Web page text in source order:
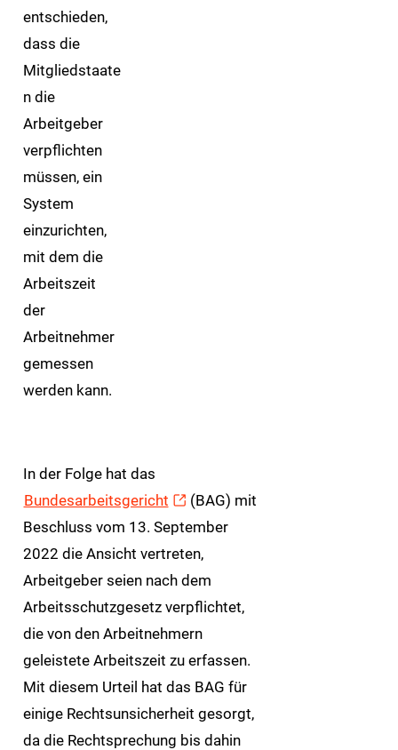
entschieden,
dass die
Mitgliedstaate
n die
Arbeitgeber
verpflichten
müssen, ein
System
einzurichten,
mit dem die
Arbeitszeit
der
Arbeitnehmer
gemessen
werden kann.
In der Folge hat das
Bundesarbeitsgericht
(BAG) mit
Beschluss vom 13. September
2022 die Ansicht vertreten,
Arbeitgeber seien nach dem
Arbeitsschutzgesetz verpflichtet,
die von den Arbeitnehmern
geleistete Arbeitszeit zu erfassen.
Mit diesem Urteil hat das BAG für
einige Rechtsunsicherheit gesorgt,
da die Rechtsprechung bis dahin